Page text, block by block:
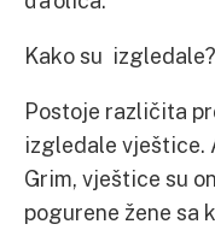
Kako su izgledale?
Postoje različita
izgledale vještice.
Grim, vještice su
pogurene žene sa